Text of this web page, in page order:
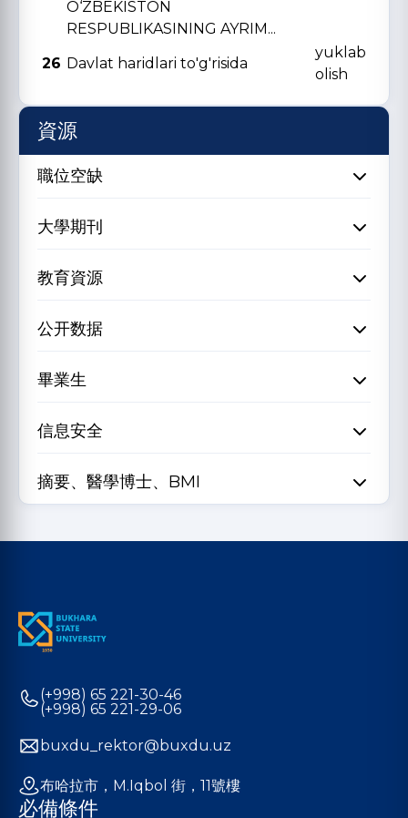
O‘ZBЕKISTON
RЕSPUBLIKASINING AYRIM...
26 Davlat haridlari to'g'risida
yuklab
olish
資源
職位空缺
大學期刊
教育資源
公开数据
畢業生
信息安全
摘要、醫學博士、BMI
(+998) 65 221-30-46
(+998) 65 221-29-06
buxdu_rektor@buxdu.uz
布哈拉市，M.Iqbol 街，11號樓
必備條件